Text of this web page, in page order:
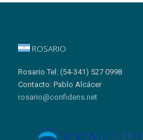
ROSARIO
Rosario Tel: (54-341) 527 0998
Contacto: Pablo Alcácer
rosario@confidens.net